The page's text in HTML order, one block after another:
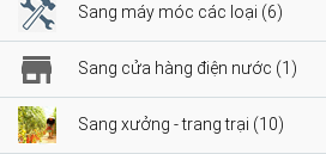
Sang máy móc các loại (6)
Sang cửa hàng điện nước (1)
Sang xưởng - trang trại (10)